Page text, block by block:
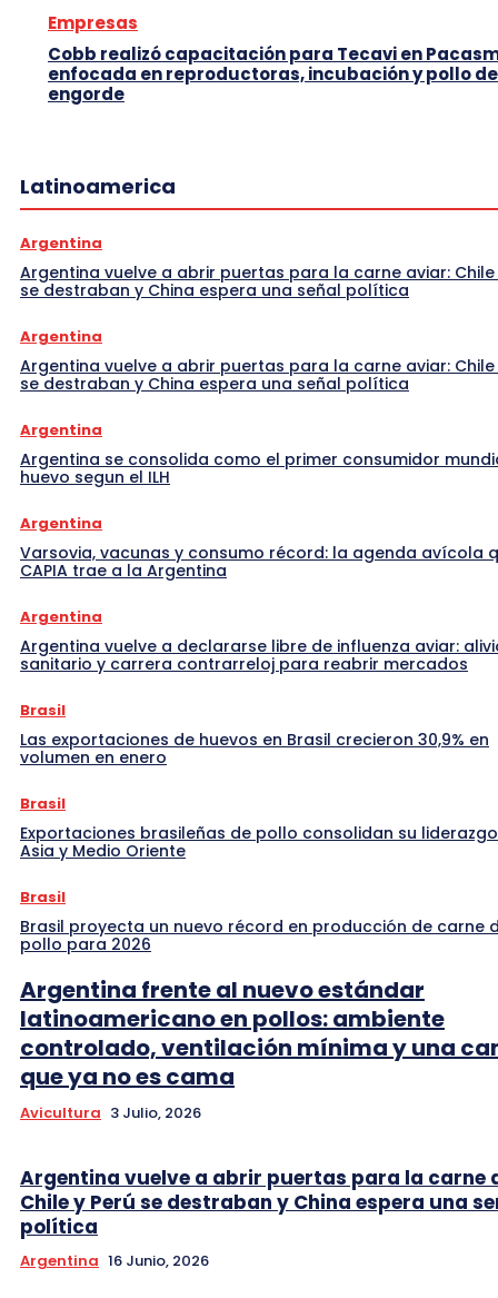
Empresas
Cobb realizó capacitación para Tecavi en
enfocada en reproductoras, incubación y pollo de
engorde
Latinoamerica
Argentina
Argentina vuelve a abrir puertas para la carne aviar: Chile
se destraban y China espera una señal política
Argentina
Argentina vuelve a abrir puertas para la carne aviar: Chile
se destraban y China espera una señal política
Argentina
Argentina se consolida como el primer consumidor
huevo segun el ILH
Argentina
Varsovia, vacunas y consumo récord: la agenda avícola
CAPIA trae a la Argentina
Argentina
Argentina vuelve a declararse libre de influenza aviar:
sanitario y carrera contrarreloj para reabrir mercados
Brasil
Las exportaciones de huevos en Brasil crecieron 30,9% en
volumen en enero
Brasil
Exportaciones brasileñas de pollo consolidan su
Asia y Medio Oriente
Brasil
Brasil proyecta un nuevo récord en producción de carne
pollo para 2026
Argentina frente al nuevo estándar
latinoamericano en pollos: ambiente
controlado, ventilación mínima y una
que ya no es cama
Avicultura 3 Julio, 2026
Argentina vuelve a abrir puertas para la carne
Chile y Perú se destraban y China espera una
política
Argentina 16 Junio, 2026